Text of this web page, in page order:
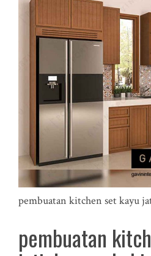
pembuatan kitchen set kayu
pembuatan